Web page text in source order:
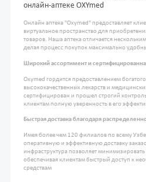
онлайн-аптеке OXYmed
Онлайн аптека "Oxymed" предоставляет
виртуальное пространство для
товаров. Наша аптека отличается
делая процесс покупок максимально
Широкий ассортимент и
Oxymed гордится предоставлением
высококачественных лекарств и
сертифицирован и прошел строгий
клиентам полную уверенность в его
Быстрая доставка благодаря
Имея более чем 120 филиалов по всему
оперативную и эффективную доставку
инфраструктура позволяет
обеспечивая клиентам быстрый доступ к
средствам